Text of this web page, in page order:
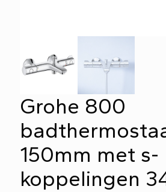
Grohe 800
150mm met s-
koppelingen